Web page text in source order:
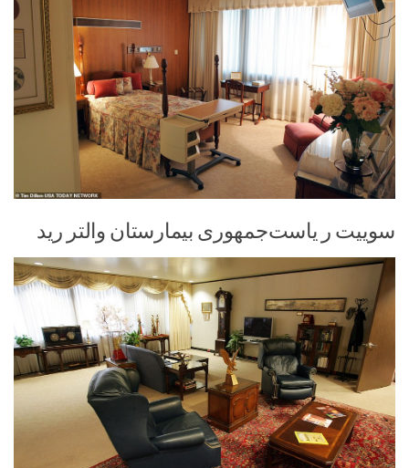
سوییت ر یاست‌جمهوری بیمارستان والتر رید